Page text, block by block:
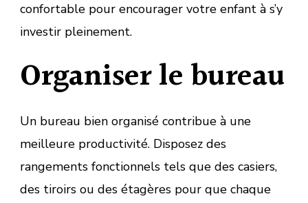
confortable pour encourager votre enfant à s’y
investir pleinement.
Organiser le bureau
Un bureau bien organisé contribue à une
meilleure productivité. Disposez des
rangements fonctionnels tels que des casiers,
des tiroirs ou des étagères pour que chaque